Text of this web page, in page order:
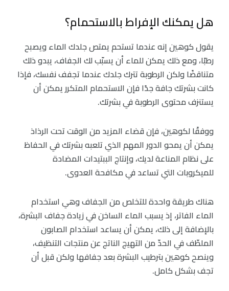
هل يمكنك الإفراط بالاستحمام؟
يقول كوهين إنه عندما تستحم يمتص جلدك الماء ويصبح
رطبًا، ومع ذلك يمكن للماء أن يسبّب لك الجفاف، يبدو ذلك
متناقضًا ولكن الرطوبة تترك جلدك عندما تجفف نفسك، فإذا
كانت بشرتك جافة جدًا فإن الاستحمام المتكرر يمكن أن
يستنزف محتوى الرطوبة في بشرتك.
ووفقًا لكوهين، فإن قضاء المزيد من الوقت تحت الرذاذ
يمكن أن يمحو الدور المهم الذي تلعبه بشرتك في الحفاظ
على نظام المناعة لديك، وإنتاج الببتيدات المضادة
للميكروبات التي تساعد في مكافحة العدوى.
هناك طريقة واحدة للتخلص من الجفاف وهي استخدام
الماء الفاتر، إذ يسبب الماء الساخن في زيادة جفاف البشرة،
بالإضافة إلى ذلك، يمكن أن يساعد استخدام الصابون
الملطّف في الحدّ من التهيج الناتج عن منتجات التنظيف،
وينصح كوهين بترطيب البشرة بعد جفافها ولكن قبل أن
تجف بشكل كامل.